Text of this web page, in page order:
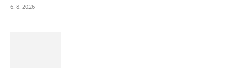
6. 8. 2026